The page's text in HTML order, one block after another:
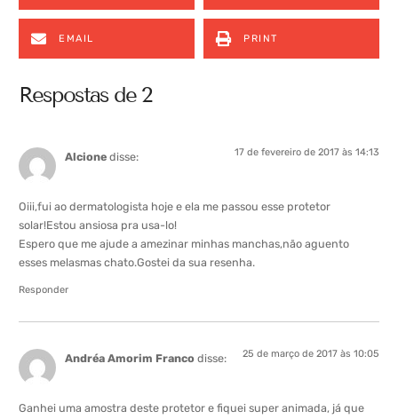
EMAIL PRINT
Respostas de 2
Alcione disse: 17 de fevereiro de 2017 às 14:13
Oiii,fui ao dermatologista hoje e ela me passou esse protetor
solar!Estou ansiosa pra usa-lo!
Espero que me ajude a amezinar minhas manchas,não aguento
esses melasmas chato.Gostei da sua resenha.
Responder
Andréa Amorim Franco disse: 25 de março de 2017 às 10:05
Ganhei uma amostra deste protetor e fiquei super animada, já que